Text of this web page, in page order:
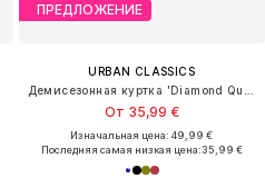
ПРЕДЛОЖЕНИЕ
URBAN CLASSICS
От 35,99 €
Изначальная цена: 49,99 €
Последняя самая низкая цена:35,99 €